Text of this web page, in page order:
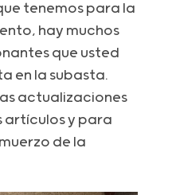
tenemos para la
hay muchos
que usted
en la subasta.
actualizaciones
artículos y para
de la